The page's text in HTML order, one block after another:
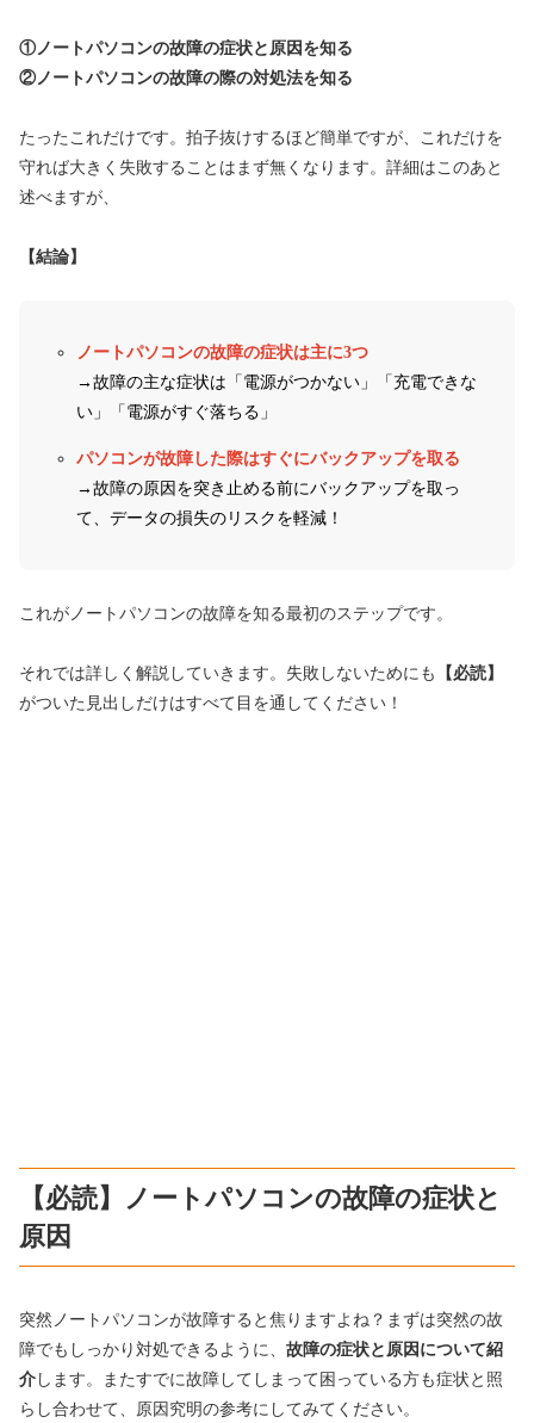
①ノートパソコンの故障の症状と原因を知る
②ノートパソコンの故障の際の対処法を知る
たったこれだけです。拍子抜けするほど簡単ですが、これだけを
守れば大きく失敗することはまず無くなります。詳細はこのあと
述べますが、
【結論】
ノートパソコンの故障の症状は主に3つ
→故障の主な症状は「電源がつかない」「充電できな
い」「電源がすぐ落ちる」
パソコンが故障した際はすぐにバックアップを取る
→故障の原因を突き止める前にバックアップを取っ
て、データの損失のリスクを軽減！
これがノートパソコンの故障を知る最初のステップです。
それでは詳しく解説していきます。失敗しないためにも
【必読】
がついた見出しだけはすべて目を通してください！
【必読】ノートパソコンの故障の症状と
原因
突然ノートパソコンが故障すると焦りますよね？まずは突然の故
障でもしっかり対処できるように、 故障の症状と原因について紹
介 します。またすでに故障してしまって困っている方も症状と照
らし合わせて、原因究明の参考にしてみてください。